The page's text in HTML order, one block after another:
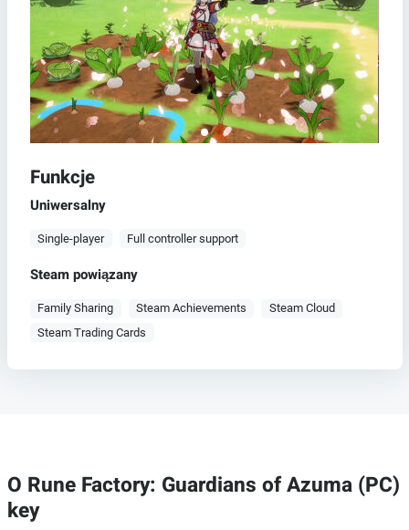
Funkcje
Uniwersalny
Single-player Full controller support
Steam powiązany
Family Sharing Steam Achievements
Steam Cloud
Steam Trading Cards
O Rune Factory: Guardians of Azuma (PC)
key